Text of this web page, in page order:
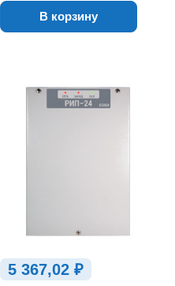
В корзину
5 367,02 ₽